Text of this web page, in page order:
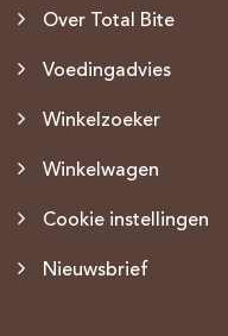
Over Total Bite
Voedingadvies
Winkelzoeker
Winkelwagen
Cookie instellingen
Nieuwsbrief